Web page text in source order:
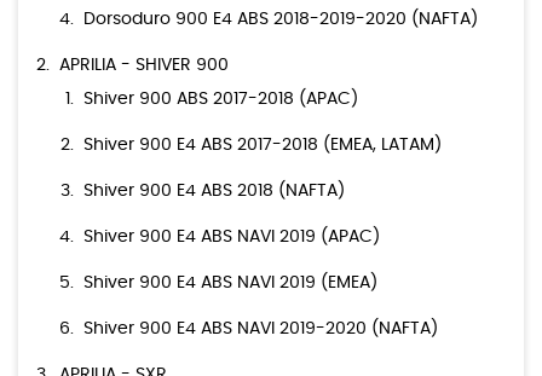
Dorsoduro 900 E4 ABS 2018-2019-2020 (NAFTA)
APRILIA - SHIVER 900
Shiver 900 ABS 2017-2018 (APAC)
Shiver 900 E4 ABS 2017-2018 (EMEA, LATAM)
Shiver 900 E4 ABS 2018 (NAFTA)
Shiver 900 E4 ABS NAVI 2019 (APAC)
Shiver 900 E4 ABS NAVI 2019 (EMEA)
Shiver 900 E4 ABS NAVI 2019-2020 (NAFTA)